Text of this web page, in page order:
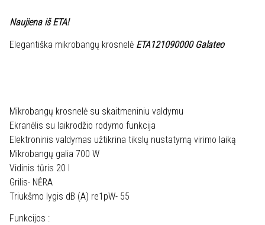
Naujiena iš ETA!
Elegantiška mikrobangų krosnelė ETA121090000 Galateo
Mikrobangų krosnelė su skaitmeniniu valdymu
Ekranėlis su laikrodžio rodymo funkcija
Elektroninis valdymas užtikrina tikslų nustatymą virimo laiką
Mikrobangų galia 700 W
Vidinis tūris 20 l
Grilis- NĖRA
Triukšmo lygis dB (A) re1pW- 55
Funkcijos :